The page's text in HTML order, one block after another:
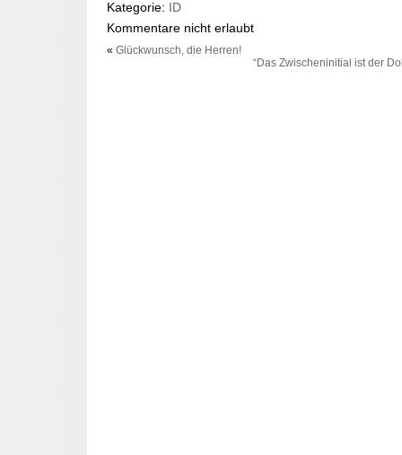
Kategorie:
ID
Kommentare nicht erlaubt
« Glückwunsch, die Herren!
“Das Zwischeninitial ist der